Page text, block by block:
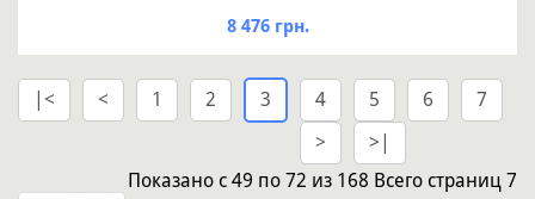
8 476 грн.
|< < 1 2 3 4 5 6
7
>
>|
Показано с 49 по 72 из 168 Всего страниц 7